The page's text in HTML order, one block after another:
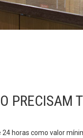
PRECISAM
horas como valor